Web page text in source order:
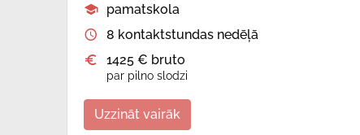
pamatskola
8 kontaktstundas nedēļā
1425 € bruto
par pilno slodzi
Uzzināt vairāk